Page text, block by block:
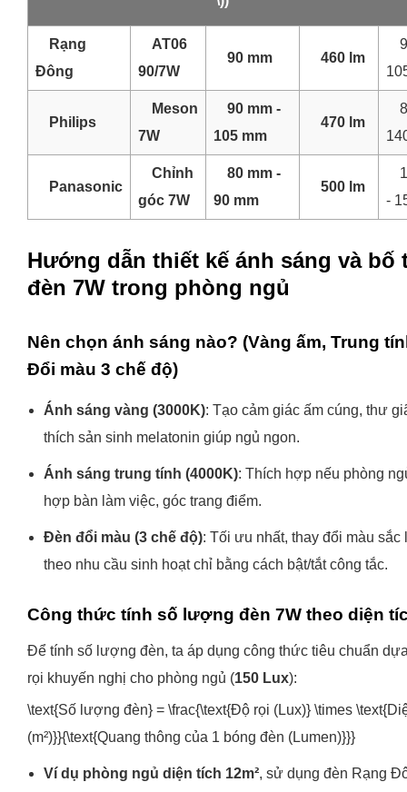
Rạng
Đông
AT06
90/7W
90 mm 460 lm
Philips
Meson
7W
90 mm -
105 mm
470 lm
Panasonic
Chỉnh
góc 7W
80 mm -
90 mm
500 lm
-
Hướng dẫn thiết kế ánh sáng và bố
đèn 7W trong phòng ngủ
Nên chọn ánh sáng nào? (Vàng ấm, Trung
Đổi màu 3 chế độ)
Ánh sáng vàng (3000K): Tạo cảm giác ấm cúng, thư
thích sản sinh melatonin giúp ngủ ngon.
Ánh sáng trung tính (4000K): Thích hợp nếu phòng
hợp bàn làm việc, góc trang điểm.
Đèn đổi màu (3 chế độ): Tối ưu nhất, thay đổi màu sắc
theo nhu cầu sinh hoạt chỉ bằng cách bật/tắt công tắc.
Công thức tính số lượng đèn 7W theo diện
Để tính số lượng đèn, ta áp dụng công thức tiêu chuẩn
rọi khuyến nghị cho phòng ngủ (150 Lux):
\text{Số lượng đèn} = \frac{\text{Độ rọi (Lux)} \times
(m²)}}{\text{Quang thông của 1 bóng đèn (Lumen)}}}
Ví dụ phòng ngủ diện tích 12m², sử dụng đèn Rạng